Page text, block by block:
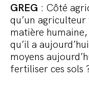
GREG : Côté
qu’un agriculteur
matière
qu’il a
moyens
fertiliser ces sols